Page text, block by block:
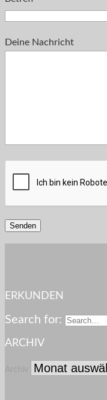
Deine Nachricht
ERKUNDEN
Search for:
ARCHIV